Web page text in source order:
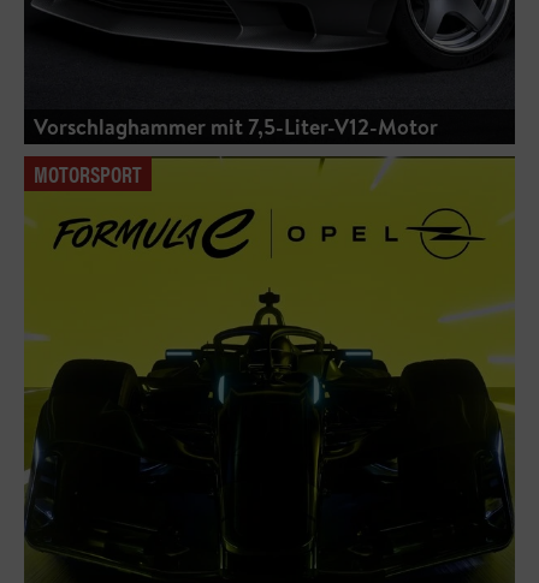
Vorschlaghammer mit 7,5-Liter-V12-Motor
MOTORSPORT